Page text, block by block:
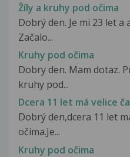
Žíly a kruhy pod očima
Dobrý den. Je mi 23 let a
Začalo...
Kruhy pod očima
Dobry den. Mam dotaz.
kruhy pod...
Dcera 11 let má velice
Dobrý den,dcera 11 let
očima.Je...
Kruhy pod očima